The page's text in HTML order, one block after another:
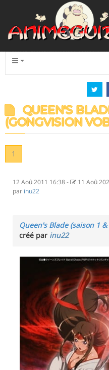
QUEEN'S
(GONGVISION
1
12 Aoû 2011 16:38- 11 Aoû
par inu22
Queen's Blade (saison 1 &
créé par inu22
Panneau de gestion des cookies